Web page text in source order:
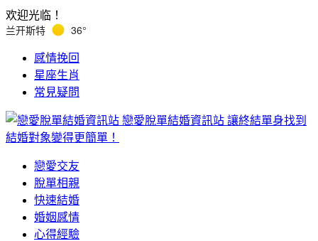
欢迎光临！
兰开斯特 36°
感情挽回
星座生肖
常見疑問
戀愛脫單結婚資訊站 讓終結單身找到
結婚對象變得更簡單！
戀愛交友
脫單相親
快速結婚
婚姻感情
心得經驗